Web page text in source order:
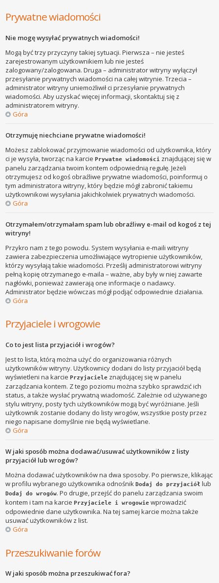
Prywatne wiadomości
Nie mogę wysyłać prywatnych wiadomości!
Mogą być trzy przyczyny takiej sytuacji. Pierwsza – nie jesteś
zarejestrowanym użytkownikiem lub nie jesteś
zalogowany/zalogowana. Druga – administrator witryny wyłączył
przesyłanie prywatnych wiadomości na całej witrynie. Trzecia –
administrator witryny uniemożliwił ci przesyłanie prywatnych
wiadomości. Aby uzyskać więcej informacji, skontaktuj się z
administratorem witryny.
Góra
Otrzymuję niechciane prywatne wiadomości!
Możesz zablokować przyjmowanie wiadomości od użytkownika, który
ci je wysyła, tworząc na karciePrywatne wiadomości znajdującej się w
panelu zarządzania twoim kontem odpowiednią regułę. Jeżeli
otrzymujesz od kogoś obraźliwe prywatne wiadomości, poinformuj o
tym administratora witryny, który będzie mógł zabronić takiemu
użytkownikowi wysyłania jakichkolwiek prywatnych wiadomości.
Góra
Otrzymałem/otrzymałam spam lub obraźliwy e-mail od kogoś z tej
witryny!
Przykro nam z tego powodu. System wysyłania e-maili witryny
zawiera zabezpieczenia umożliwiające wytropienie użytkowników,
którzy wysyłają takie wiadomości. Prześlij administratorowi witryny
pełną kopię otrzymanego e-maila – ważne, aby były w niej zawarte
nagłówki, ponieważ zawierają one informacje o nadawcy.
Administrator będzie wówczas mógł podjąć odpowiednie działania.
Góra
Przyjaciele i wrogowie
Co to jest lista przyjaciół i wrogów?
Jest to lista, którą można użyć do organizowania różnych
użytkowników witryny. Użytkownicy dodani do listy przyjaciół będą
wyświetleni na karciePrzyjaciele znajdującej się w panelu
zarządzania kontem. Z tego poziomu można szybko sprawdzić ich
status, a także wysłać prywatną wiadomość. Zależnie od używanego
stylu witryny, posty tych użytkowników mogą być wyróżniane. Jeśli
użytkownik zostanie dodany do listy wrogów, wszystkie posty przez
niego napisane domyślnie nie będą wyświetlane.
Góra
W jaki sposób można dodawać/usuwać użytkowników z listy
przyjaciół lub wrogów?
Można dodawać użytkowników na dwa sposoby. Po pierwsze, klikając
w profilu wybranego użytkownika odnośnikDodaj do przyjaciół lub
Dodaj do wrogów. Po drugie, przejść do panelu zarządzania swoim
kontem i tam na karciePrzyjaciele i wrogowie wprowadzić
odpowiednie dane użytkownika. Na tej samej karcie można także
usuwać użytkowników z list.
Góra
Przeszukiwanie forów
W jaki sposób można przeszukiwać fora?